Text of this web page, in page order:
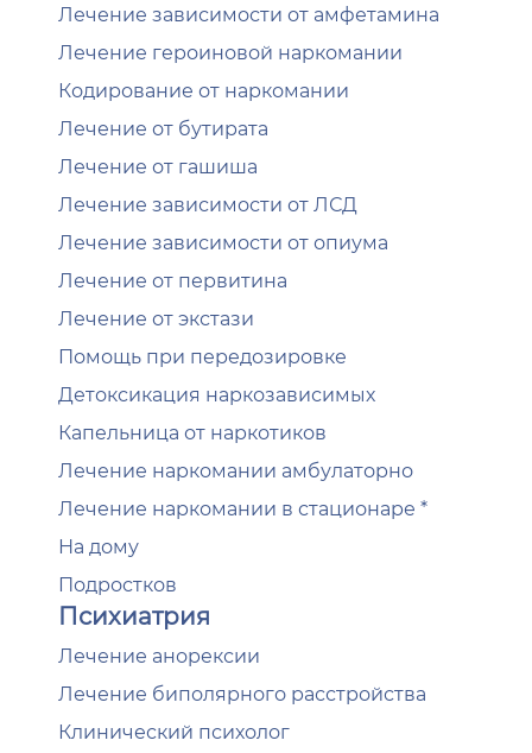
Лечение зависимости от амфетамина
Лечение героиновой наркомании
Кодирование от наркомании
Лечение от бутирата
Лечение от гашиша
Лечение зависимости от ЛСД
Лечение зависимости от опиума
Лечение от первитина
Лечение от экстази
Помощь при передозировке
Детоксикация наркозависимых
Капельница от наркотиков
Лечение наркомании амбулаторно
Лечение наркомании в стационаре *
На дому
Подростков
Психиатрия
Лечение анорексии
Лечение биполярного расстройства
Клинический психолог